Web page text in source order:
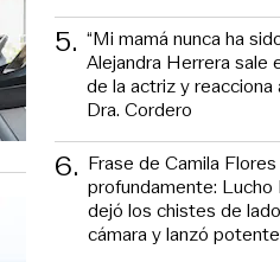
5. “Mi mamá nunca ha
Alejandra Herrera sale
de la actriz y reacciona
Dra. Cordero
6. Frase de Camila
profundamente: Lucho
dejó los chistes de
cámara y lanzó